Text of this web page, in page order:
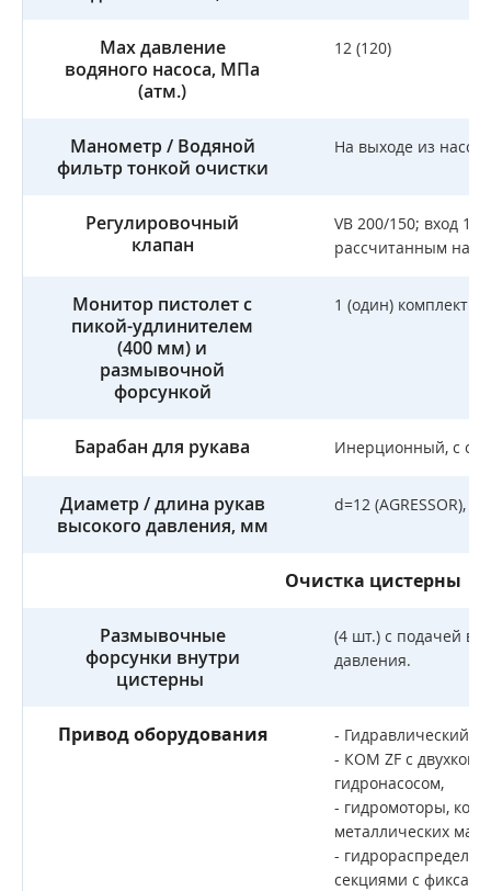
Мax давление
водяного насоса, МПа
(атм.)
12 (120)
Манометр / Водяной
фильтр тонкой очистки
На выходе из
Регулировочный
клапан
VB 200/150; вход
рассчитанным на
Монитор пистолет с
пикой-удлинителем
(400 мм) и
размывочной
форсункой
1 (один) комплект
Барабан для рукава Инерционный, с
Диаметр / длина рукав
высокого давления, мм
d=12 (AGRESSOR),
Очистка цистерны
Размывочные
форсунки внутри
цистерны
(4 шт.) с подачей
давления.
Привод оборудования
- Гидравлический,
- КОМ ZF с
гидронасосом,
- гидромоторы,
металлических
-
секциями с